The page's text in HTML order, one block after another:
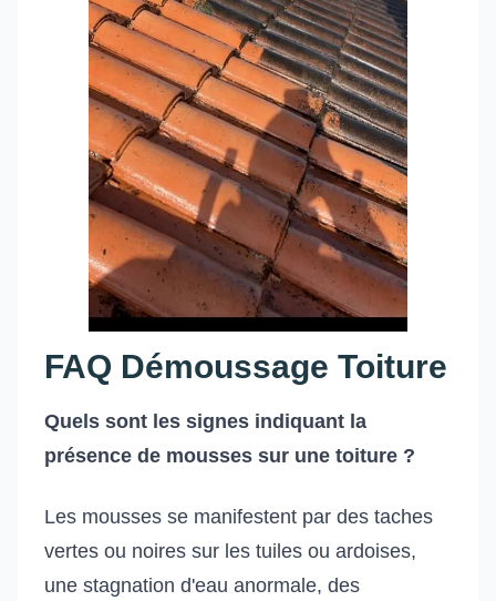
FAQ Démoussage Toiture
Quels sont les signes indiquant la
présence de mousses sur une toiture ?
Les mousses se manifestent par des taches
vertes ou noires sur les tuiles ou ardoises,
une stagnation d'eau anormale, des